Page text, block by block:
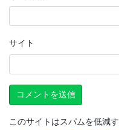
サイト
このサイトはスパムを低減